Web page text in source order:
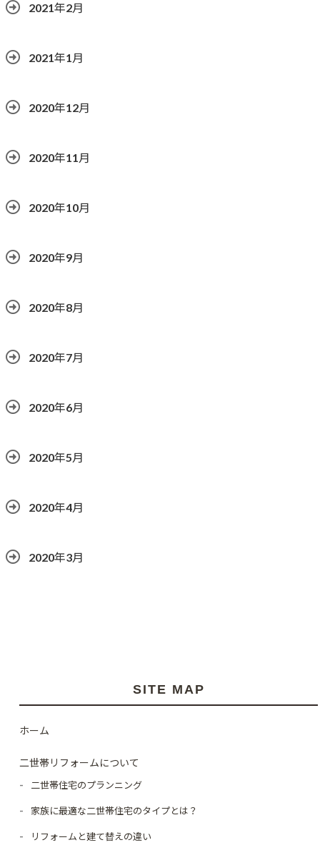
2021年2月
2021年1月
2020年12月
2020年11月
2020年10月
2020年9月
2020年8月
2020年7月
2020年6月
2020年5月
2020年4月
2020年3月
SITE MAP
ホーム
二世帯リフォームについて
二世帯住宅のプランニング
家族に最適な二世帯住宅のタイプとは？
リフォームと建て替えの違い